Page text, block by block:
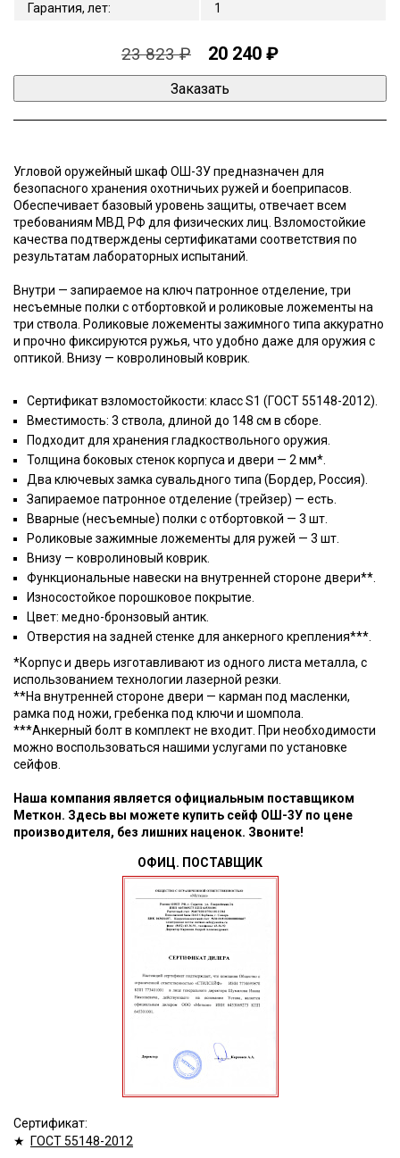
Гарантия, лет: 1
23 823 ₽ 20 240 ₽
Угловой оружейный шкаф ОШ-3У предназначен для
безопасного хранения охотничьих ружей и боеприпасов.
Обеспечивает базовый уровень защиты, отвечает всем
требованиям МВД РФ для физических лиц. Взломостойкие
качества подтверждены сертификатами соответствия по
результатам лабораторных испытаний.
Внутри — запираемое на ключ патронное отделение, три
несъемные полки с отбортовкой и роликовые ложементы на
три ствола. Роликовые ложементы зажимного типа аккуратно
и прочно фиксируются ружья, что удобно даже для оружия с
оптикой. Внизу — ковролиновый коврик.
Сертификат взломостойкости: класс S1 (ГОСТ 55148-2012).
Вместимость: 3 ствола, длиной до 148 см в сборе.
Подходит для хранения гладкоствольного оружия.
Толщина боковых стенок корпуса и двери — 2 мм*.
Два ключевых замка сувальдного типа (Бордер, Россия).
Запираемое патронное отделение (трейзер) — есть.
Вварные (несъемные) полки с отбортовкой — 3 шт.
Роликовые зажимные ложементы для ружей — 3 шт.
Внизу — ковролиновый коврик.
Функциональные навески на внутренней стороне двери**.
Износостойкое порошковое покрытие.
Цвет: медно-бронзовый антик.
Отверстия на задней стенке для анкерного крепления***.
*Корпус и дверь изготавливают из одного листа металла, с
использованием технологии лазерной резки.
**На внутренней стороне двери — карман под масленки,
рамка под ножи, гребенка под ключи и шомпола.
***Анкерный болт в комплект не входит. При необходимости
можно воспользоваться нашими услугами по установке
сейфов.
Наша компания является официальным поставщиком
Меткон. Здесь вы можете купить сейф ОШ-3У по цене
производителя, без лишних наценок. Звоните!
ОФИЦ. ПОСТАВЩИК
Сертификат:
★ ГОСТ 55148-2012